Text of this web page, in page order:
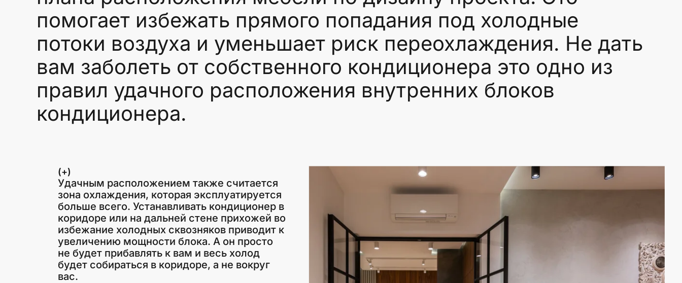
помогает избежать прямого попадания под холодные
потоки воздуха и уменьшает риск переохлаждения. Не дать
вам заболеть от собственного кондиционера это одно из
правил удачного расположения внутренних блоков
кондиционера.
(+)
Удачным расположением также считается
зона охлаждения, которая эксплуатируется
больше всего. Устанавливать кондиционер в
коридоре или на дальней стене прихожей во
избежание холодных сквозняков приводит к
увеличению мощности блока. А он просто
не будет прибавлять к вам и весь холод
будет собираться в коридоре, а не вокруг
вас.